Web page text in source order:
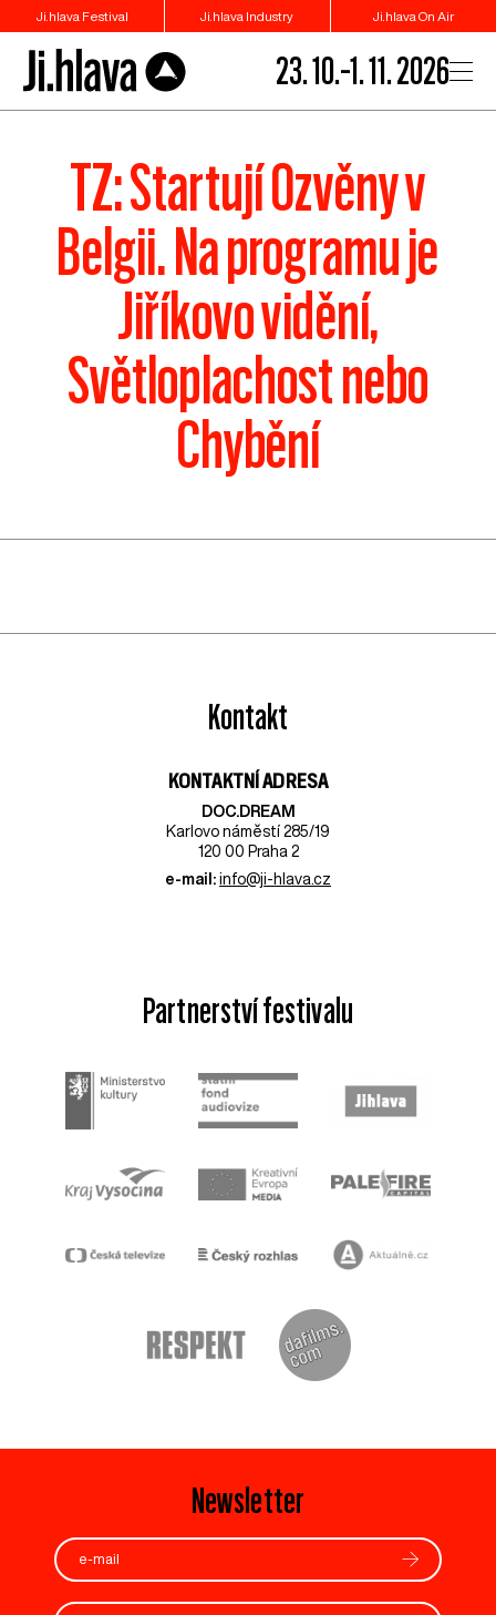
Ji.hlava Festival Ji.hlava Industry Ji.hlava On Air
23. 10.–1. 11. 2026
TZ: Startují Ozvěny v
Belgii. Na programu je
Jiříkovo vidění,
Světloplachost nebo
Chybění
Kontakt
KONTAKTNÍ ADRESA
DOC.DREAM​
Karlovo náměstí 285/19
120 00 Praha 2
e-mail: info@ji-hlava.cz
Partnerství festivalu
Newsletter